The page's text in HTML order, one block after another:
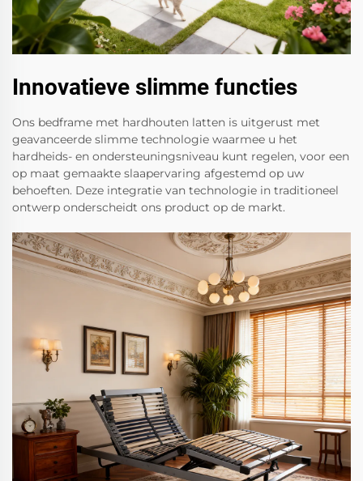
Innovatieve slimme functies
Ons bedframe met hardhouten latten is uitgerust met
geavanceerde slimme technologie waarmee u het
hardheids- en ondersteuningsniveau kunt regelen, voor een
op maat gemaakte slaapervaring afgestemd op uw
behoeften. Deze integratie van technologie in traditioneel
ontwerp onderscheidt ons product op de markt.